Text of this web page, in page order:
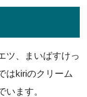
ツ、まいばすけっ
はkiriのクリーム
います。